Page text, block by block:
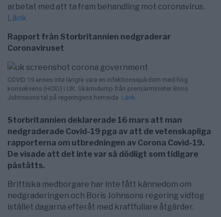
arbetat med att ta fram behandling mot coronavirus.
Länk
Rapport från Storbritannien nedgraderar
Coronaviruset
COVID 19 anses inte längre vara en infektionssjukdom med hög
konsekvens (HCID) i UK. Skärmdump från premiärminister Boris
Johnssons tal på regeringens hemsida Länk
Storbritannien deklarerade 16 mars att man
nedgraderade Covid-19 pga av att de vetenskapliga
rapporterna om utbredningen av Corona Covid-19.
De visade att det inte var så dödligt som tidigare
påståtts.
Brittiska medborgare har inte fått kännedom om
nedgraderingen och Boris Johnsons regering vidtog
istället dagarna efteråt med kraftfullare åtgärder.